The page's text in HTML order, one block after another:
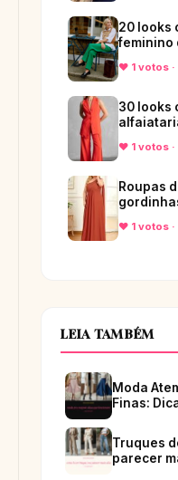
20 looks
feminino
♥ 1 votos
30 looks
♥ 1 votos ·
Roupas
♥ 1 votos ·
LEIA TAMBÉM
Moda
Finas:
Truques
parecer